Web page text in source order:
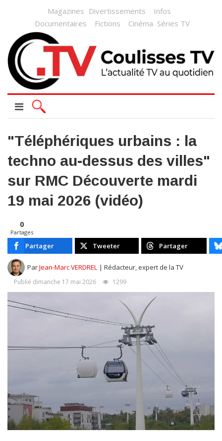
Magazines Divertissements
Infos
Documentaires
Fictions Cinéma Séries TV
"Téléphériques urbains : la
techno au-dessus des villes"
sur RMC Découverte mardi
19 mai 2026 (vidéo)
0
Partages
Partager Tweeter Partager
ParJean-Marc VERDREL | Rédacteur, expert de la TV
Publié dimanche 17 mai 2026 1299